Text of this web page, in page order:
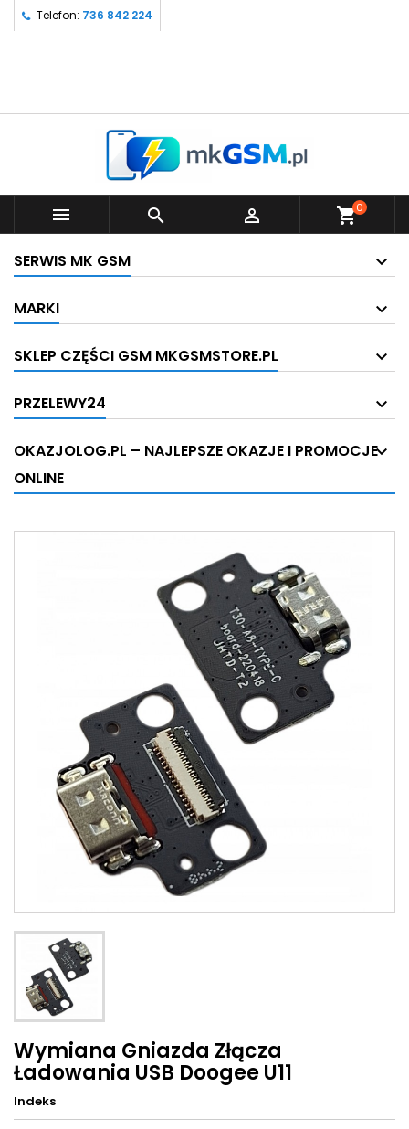
Telefon: 736 842 224
   shopping_cart0
SERWIS MK GSM
MARKI
SKLEP CZĘŚCI GSM MKGSMSTORE.PL
PRZELEWY24
OKAZJOLOG.PL – NAJLEPSZE OKAZJE I PROMOCJE
ONLINE
Wymiana Gniazda Złącza
Ładowania USB Doogee U11
Indeks